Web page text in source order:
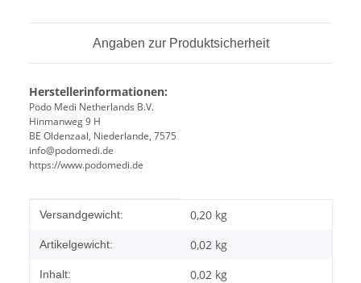
Angaben zur Produktsicherheit
Herstellerinformationen:
Podo Medi Netherlands B.V.
Hinmanweg 9 H
BE Oldenzaal, Niederlande, 7575
info@podomedi.de
https://www.podomedi.de
Produkteigenschaft
Wert
Versandgewicht: 0,20 kg
Artikelgewicht: 0,02 kg
Inhalt: 0,02 kg